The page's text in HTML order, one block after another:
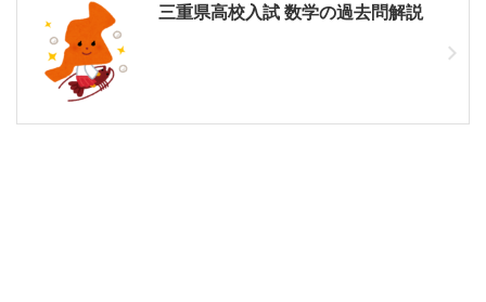
三重県高校入試 数学の過去問解説